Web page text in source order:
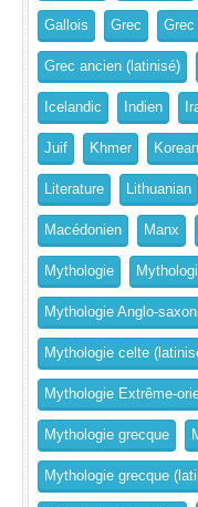
Gallois Grec Grec
Grec ancien (latinisé)
Icelandic Indien
Juif Khmer Korean
Literature Lithuanian
Macédonien Manx
Mythologie
Mythologie Anglo-
Mythologie celte
Mythologie Extrême-
Mythologie grecque
Mythologie grecque